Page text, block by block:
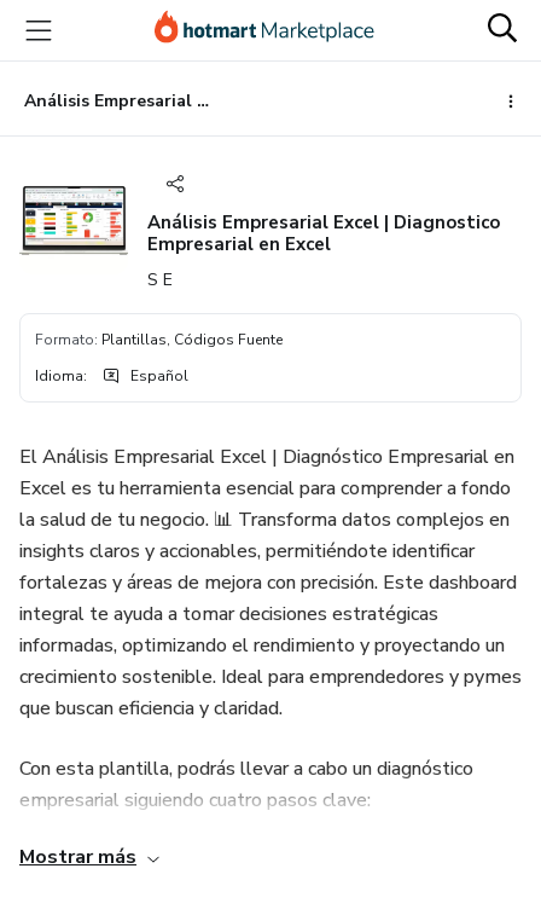
principal
página
de
página
Análisis Empresarial Excel | Diagnostico Empresarial en Excel
Análisis Empresarial Excel | Diagnostico
Empresarial en Excel
S E
Formato: Plantillas, Códigos Fuente
Idioma: Español
El Análisis Empresarial Excel | Diagnóstico Empresarial en
Excel es tu herramienta esencial para comprender a fondo
la salud de tu negocio. 📊 Transforma datos complejos en
insights claros y accionables, permitiéndote identificar
fortalezas y áreas de mejora con precisión. Este dashboard
integral te ayuda a tomar decisiones estratégicas
informadas, optimizando el rendimiento y proyectando un
crecimiento sostenible. Ideal para emprendedores y pymes
que buscan eficiencia y claridad.
Con esta plantilla, podrás llevar a cabo un diagnóstico
empresarial siguiendo cuatro pasos clave:
- Recopilación de información: Registra y evalúa hasta seis
Mostrar más